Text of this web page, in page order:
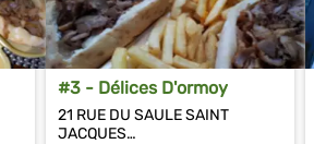
#3 - Délices D'ormoy
21 RUE DU SAULE SAINT
JACQUES